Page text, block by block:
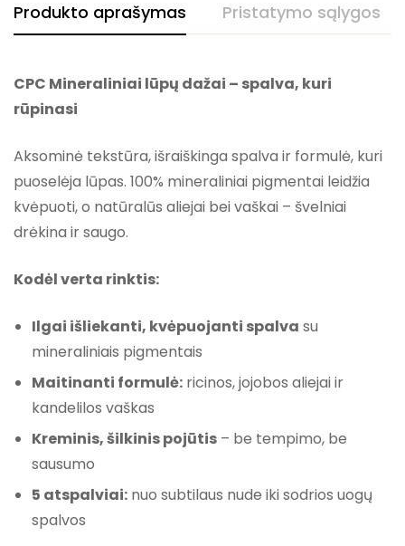
Produkto aprašymas Pristatymo sąlygos
CPC Mineraliniai lūpų dažai – spalva, kuri
rūpinasi
Aksominė tekstūra, išraiškinga spalva ir formulė, kuri
puoselėja lūpas. 100% mineraliniai pigmentai leidžia
kvėpuoti, o natūralūs aliejai bei vaškai – švelniai
drėkina ir saugo.
Kodėl verta rinktis:
Ilgai išliekanti, kvėpuojanti spalva su
mineraliniais pigmentais
Maitinanti formulė: ricinos, jojobos aliejai ir
kandelilos vaškas
Kreminis, šilkinis pojūtis – be tempimo, be
sausumo
5 atspalviai: nuo subtilaus nude iki sodrios uogų
spalvos